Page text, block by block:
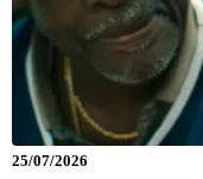
25/07/2026